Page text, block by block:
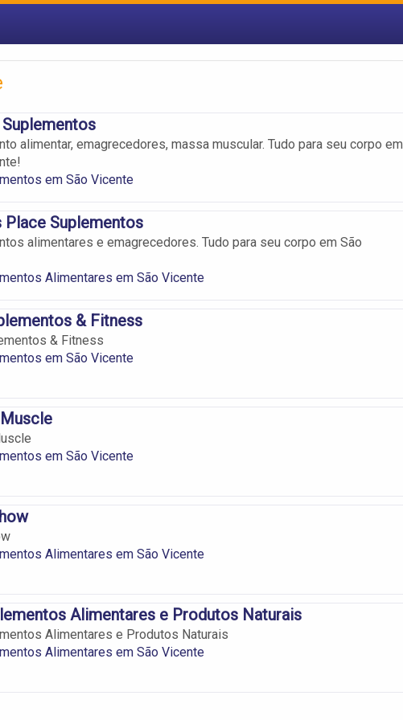
alimentar, emagrecedores, massa muscular. Tudo para seu corpo em
em São Vicente
Place Suplementos
alimentares e emagrecedores. Tudo para seu corpo em São
Alimentares em São Vicente
& Fitness
& Fitness
em São Vicente
em São Vicente
Alimentares em São Vicente
Alimentares e Produtos Naturais
Alimentares e Produtos Naturais
Alimentares em São Vicente